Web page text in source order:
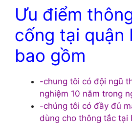
Ưu điểm
cống tại quận
bao gồm
-chung tôi có đội ngũ
nghiệm 10 năm trong
-chúng tôi có đầy đủ
dùng cho thông tắc tại